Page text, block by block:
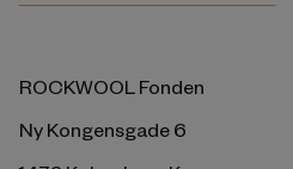
ROCKWOOL Fonden
Ny Kongensgade 6